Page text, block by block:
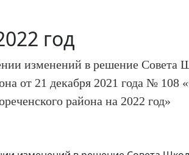
год
изменений в решение Совета
от 21 декабря 2021 года № 108
района на 2022 год»